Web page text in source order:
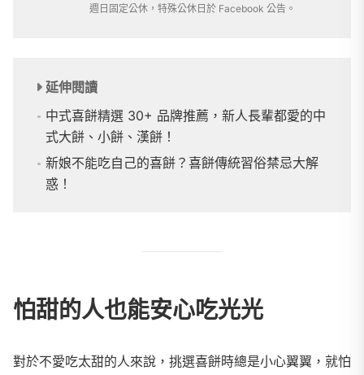
週日固定公休，特殊公休日於 Facebook 公告。
延伸閱讀
中式喜餅精選 30+ 品牌推薦，新人長輩都愛的中
式大餅、小餅、漢餅！
新娘不能吃自己的喜餅？喜餅傳統習俗禁忌大解
惑！
怕甜的人也能安心吃光光
對於不愛吃太甜的人來說，挑選喜餅時總是小心翼翼，就怕